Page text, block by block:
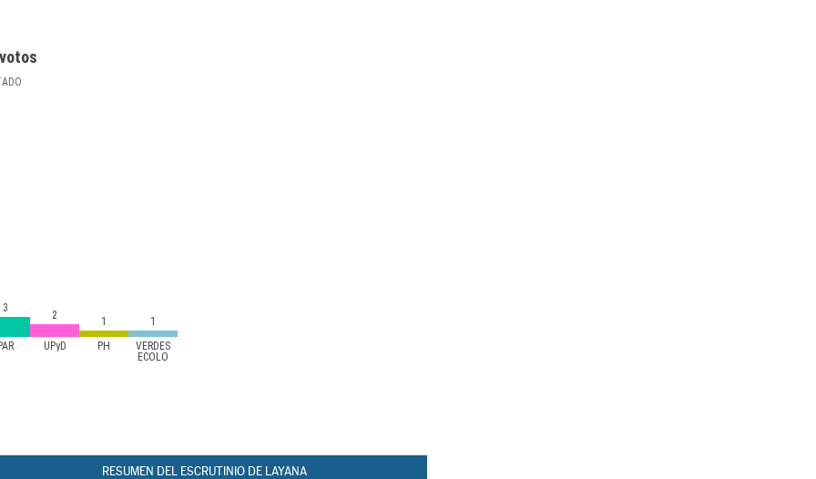
PAR UPyD PH
VERDES
ECOLO
3
2 1 1
RESUMEN DEL ESCRUTINIO DE LAYANA